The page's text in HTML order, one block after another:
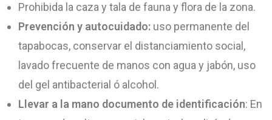
Prohibida la caza y tala de fauna y flora de la zona.
Prevención y autocuidado: uso permanente del
tapabocas, conservar el distanciamiento social,
lavado frecuente de manos con agua y jabón, uso
del gel antibacterial ó alcohol.
Llevar a la mano documento de identificación: En